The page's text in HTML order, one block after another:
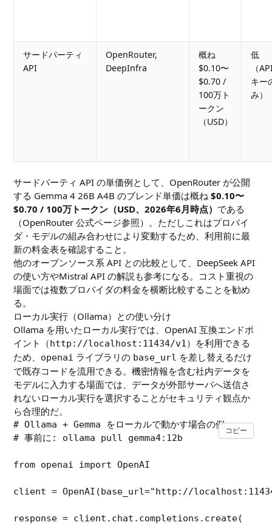
サードパーティ
API
OpenRouter,
DeepInfra
概ね
$0.10〜
$0.70 /
100万ト
ークン
（USD）
低
（
キー
み）
サードパーティ API の単価例として、OpenRouter が公開
する Gemma 4 26B A4B のブレンド単価は概ね$0.10〜
$0.70 / 100万トークン（USD、2026年6月時点） である
（OpenRouter 公式ページ参照）。ただしこれはプロバイ
ダ・モデルの組み合わせにより変動するため、利用前に最
新の料金表を確認すること。
他のオープンソース系 API との比較として、 DeepSeek API
の使い方やMistral API の解説 も参考になる。コスト重視の
場面では複数プロバイダの料金を横断比較することを勧め
る。
ローカル実行（Ollama）との使い分け
Ollama を用いたローカル実行では、OpenAI 互換エンドポ
イント（http://localhost:11434/v1）を利用できる
ため、 openai ライブラリの base_url を差し替えるだけ
で既存コードを流用できる。機密情報を含む社内データを
モデルに入力する場面では、データが外部サーバへ送信さ
れないローカル実行を選択することがセキュリティ観点か
ら合理的だ。
# Ollama + Gemma をローカルで動かす場合の例
# 事前に: ollama pull gemma4:12b
from openai import OpenAI
client = OpenAI(base_url="http://
response = client.chat.completions.create(
コピー